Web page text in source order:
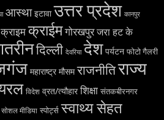
आस्था इटावा उत्तर प्रदेश कानपुर
क्राइम क्राईम गोरखपुर जरा हट के
दिल्ली देवरिया देश पर्यटन फोटो गैलरी
महाराष्ट्र मौसम राजनीतिराज्य
विदेश व्रत/त्यौहार शिक्षा संतकबीरनगर
सोशल मीडिया स्पोर्ट्स स्वाथ्य सेहत